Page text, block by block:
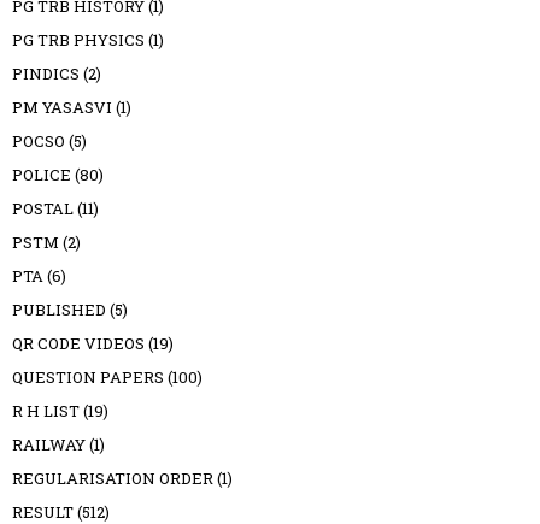
PG TRB HISTORY(1)
PG TRB PHYSICS (1)
PINDICS (2)
PM YASASVI (1)
POCSO (5)
POLICE (80)
POSTAL(11)
PSTM (2)
PTA(6)
PUBLISHED (5)
QR CODE VIDEOS (19)
QUESTION PAPERS (100)
R H LIST(19)
RAILWAY(1)
REGULARISATION ORDER(1)
RESULT(512)